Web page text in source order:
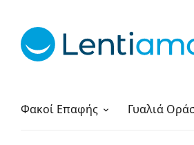
Φακοί Επαφής
Υγρά φακών Γυαλιά
Πώς να παραγγείλετε